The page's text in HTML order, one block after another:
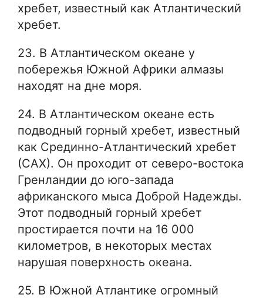
хребет, известный как Атлантический
хребет.
23. В Атлантическом океане у
побережья Южной Африки алмазы
находят на дне моря.
24. В Атлантическом океане есть
подводный горный хребет, известный
как Срединно-Атлантический хребет
(САХ). Он проходит от северо-востока
Гренландии до юго-запада
африканского мыса Доброй Надежды.
Этот подводный горный хребет
простирается почти на 16 000
километров, в некоторых местах
нарушая поверхность океана.
25. В Южной Атлантике огромный